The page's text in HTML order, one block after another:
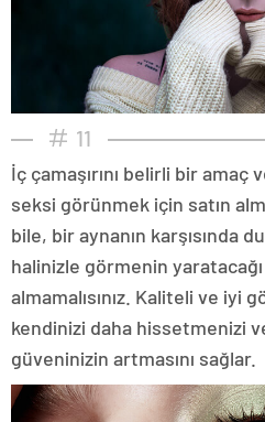
11
İç çamaşırını belirli bir
seksi görünmek için satın
bile, bir aynanın karşısında
halinizle görmenin
almamalısınız. Kaliteli ve iyi
kendinizi daha hissetmenizi
güveninizin artmasını sağlar.